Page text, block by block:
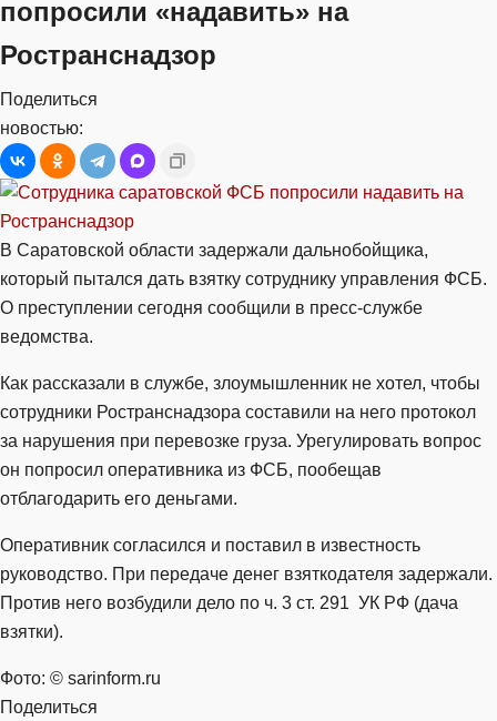
попросили «надавить» на
Ространснадзор
Поделиться
новостью:
В Саратовской области задержали дальнобойщика,
который пытался дать взятку сотруднику управления ФСБ.
О преступлении сегодня сообщили в пресс-службе
ведомства.
Как рассказали в службе, злоумышленник не хотел, чтобы
сотрудники Ространснадзора составили на него протокол
за нарушения при перевозке груза. Урегулировать вопрос
он попросил оперативника из ФСБ, пообещав
отблагодарить его деньгами.
Оперативник согласился и поставил в известность
руководство. При передаче денег взяткодателя задержали.
Против него возбудили дело по ч. 3 ст. 291 УК РФ (дача
взятки).
Фото: © sarinform.ru
Поделиться